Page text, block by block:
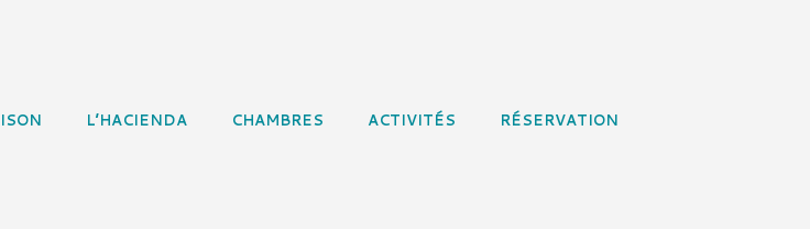
L’HACIENDA CHAMBRES ACTIVITÉS RÉSERVATION